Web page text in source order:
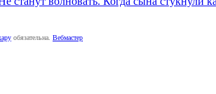
обязательна. Вебмастер